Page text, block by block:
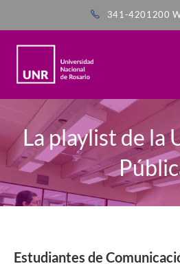
341-4201200
La playlist de la
Estudiantes de